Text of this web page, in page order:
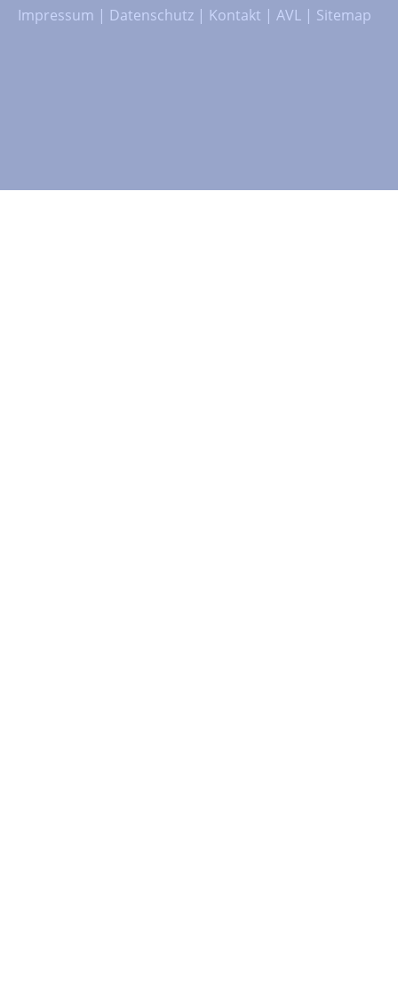
Impressum | Datenschutz | Kontakt | AVL | Sitemap